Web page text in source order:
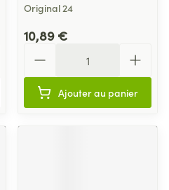
Original 24
10,89 €
Ajouter au panier